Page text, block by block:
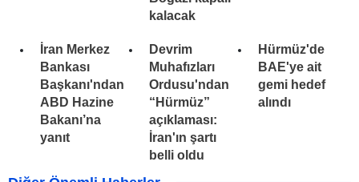
kalacak
İran Merkez
Bankası
Başkanı'ndan
ABD Hazine
Bakanı’na
yanıt
Devrim
Muhafızları
Ordusu'ndan
“Hürmüz”
açıklaması:
İran'ın şartı
belli oldu
Hürmüz'de
BAE'ye ait
gemi hedef
alındı